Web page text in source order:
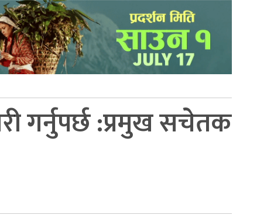
गर्नुपर्छ :प्रमुख सचेतक